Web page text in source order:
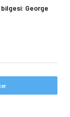
George